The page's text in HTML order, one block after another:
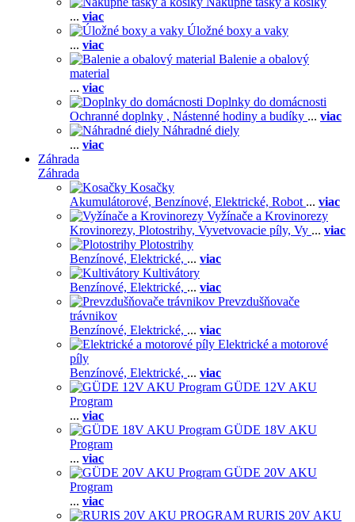
... viac
Úložné boxy a vaky
... viac
Balenie a obalový
material
... viac
Doplnky do domácnosti
Ochranné doplnky , Nástenné hodiny a budíky ... viac
Náhradné diely
... viac
Záhrada
Záhrada
Kosačky
Akumulátorové, Benzínové, Elektrické, Robot ... viac
Vyžínače a Krovinorezy
Krovinorezy, Plotostrihy, Vyvetvovacie píly, Vy ... viac
Plotostrihy
Benzínové, Elektrické, ... viac
Kultivátory
Benzínové, Elektrické, ... viac
Prevzdušňovače
trávnikov
Benzínové, Elektrické, ... viac
Elektrické a motorové
píly
Benzínové, Elektrické, ... viac
GÜDE 12V AKU
Program
... viac
GÜDE 18V AKU
Program
... viac
GÜDE 20V AKU
Program
... viac
RURIS 20V AKU